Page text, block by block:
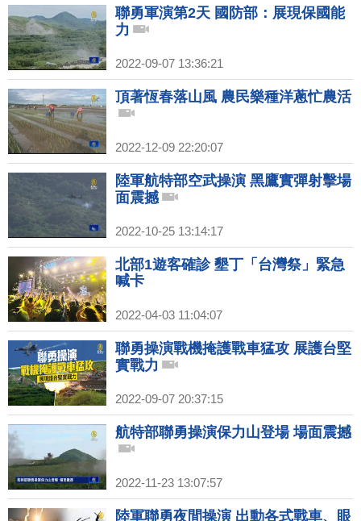
聯勇軍演第2天 國防部：展現保國能
力
2022-09-07 13:36:21
頂著恆春落山風 農民樂種洋蔥忙農活
2022-12-09 22:20:07
陸軍航特部空武操演 黑鷹實彈射擊場
面震撼
2022-10-25 13:14:17
北部1遊客確診 墾丁「台灣祭」緊急
喊卡
2022-04-03 11:04:07
聯勇操演戰機掩護戰車猛攻 展護台堅
實戰力
2022-09-07 20:37:15
航特部聯勇操演保力山登場 場面震撼
2022-11-23 13:07:57
陸軍聯勇夜間操演 出動各式戰車、眼